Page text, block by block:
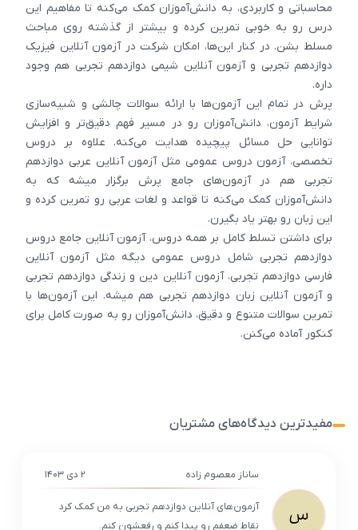
محاسباتی و کاربردی، به دانش‌آموزان کمک می‌کنه تا مفاهیم این
درس رو به خوبی تمرین کرده و بیشتر از گذشته روی مباحث
مسلط بشن. در کنار این‌ها، امکان شرکت در آزمون آنلاین فیزیک
دوازدهم تجربی و آزمون آنلاین شیمی دوازدهم تجربی هم وجود
داره.
پرش در تمام این آزمون‌ها با ارائه سوالات چالشی و شبیه‌سازی
شرایط آزمون، دانش‌آموزان رو در مسیر فهم دقیق‌تر و افزایش
توانایی حل مسائل پیچیده هدایت می‌کنه. علاوه بر دروس
تخصصی، آزمون دروس عمومی مثل آزمون آنلاین عربی دوازدهم
تجربی هم در آزمون‌های جامع پرش برگزار میشه که به
دانش‌آموزان کمک می‌کنه تا قواعد و لغات عربی رو تمرین کرده و
این زبان رو بهتر یاد بگیرن.
برای داشتن تسلط کامل بر همه دروس، آزمون آنلاین جامع دروس
دوازدهم تجربی شامل دروس عمومی دیگه مثل آزمون آنلاین
فارسی دوازدهم تجربی، آزمون آنلاین دین و زندگی دوازدهم تجربی
و آزمون آنلاین زبان دوازدهم تجربی هم میشه. این آزمون‌ها با
تمرین سوالات متنوع و دقیق، دانش‌آموزان رو به صورت کامل برای
کنکور آماده می‌کنن.
مفیدترین دیدگاه‌های مشتریان
س
ساناز معصوم زاده ۲ دی ۱۴۰۳
آزمون‌های آنلاین دوازدهم تجربی به من کمک کرد
نقاط ضعفم رو پیدا کنم و رفعشون کنم.